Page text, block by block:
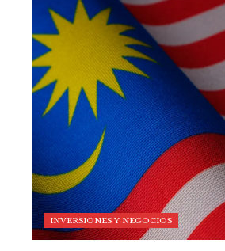
INVERSIONES Y NEGOCIOS